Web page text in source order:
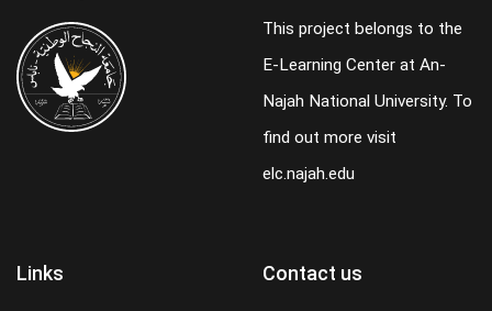
This project belongs to the
E-Learning Center at An-
Najah National University. To
find out more visit
elc.najah.edu
Links Contact us